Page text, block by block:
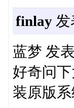
finlay发
蓝梦 发
好奇问
装原版